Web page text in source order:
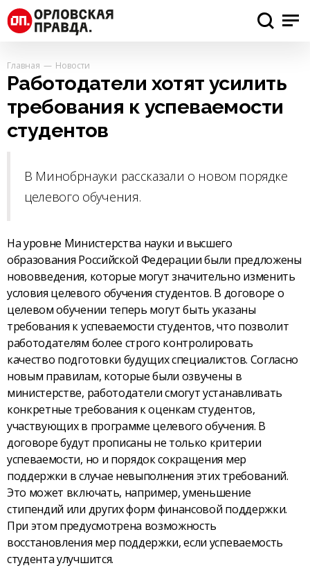
Главная Новости
Работодатели хотят усилить
требования к успеваемости
студентов
В Минобрнауки рассказали о новом порядке
целевого обучения.
На уровне Министерства науки и высшего
образования Российской Федерации были предложены
нововведения, которые могут значительно изменить
условия целевого обучения студентов. В договоре о
целевом обучении теперь могут быть указаны
требования к успеваемости студентов, что позволит
работодателям более строго контролировать
качество подготовки будущих специалистов. Согласно
новым правилам, которые были озвучены в
министерстве, работодатели смогут устанавливать
конкретные требования к оценкам студентов,
участвующих в программе целевого обучения. В
договоре будут прописаны не только критерии
успеваемости, но и порядок сокращения мер
поддержки в случае невыполнения этих требований.
Это может включать, например, уменьшение
стипендий или других форм финансовой поддержки.
При этом предусмотрена возможность
восстановления мер поддержки, если успеваемость
студента улучшится.